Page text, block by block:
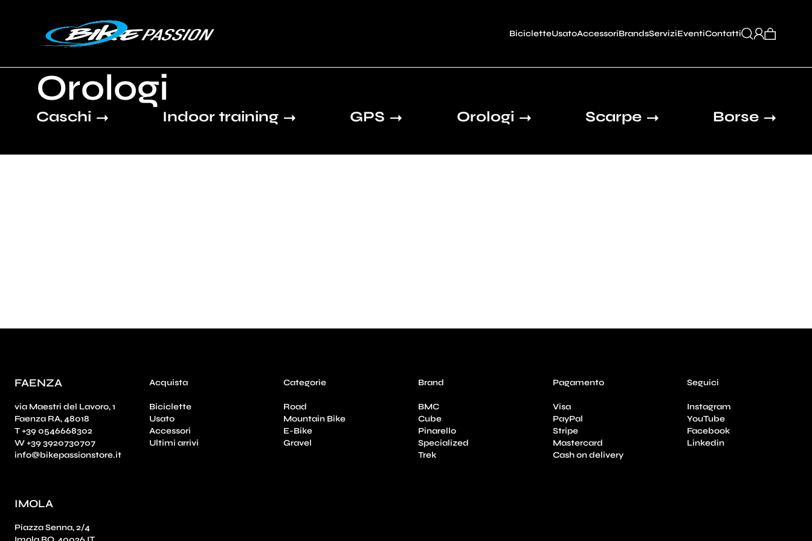
BicicletteUsatoAccessoriBrandsServiziEventiContatti
Orologi
Caschi Indoor training GPS Orologi Scarpe Borse
FAENZA
via Maestri del Lavoro, 1
Faenza RA, 48018
T +39 0546668302
W +39 3920730707
info@bikepassionstore.it
IMOLA
Piazza Senna, 2/4
Acquista
Biciclette
Usato
Accessori
Ultimi arrivi
Categorie
Road
Mountain Bike
E-Bike
Gravel
Brand
BMC
Cube
Pinarello
Specialized
Trek
Pagamento
Visa
PayPal
Stripe
Mastercard
Cash on delivery
Seguici
Instagram
YouTube
Facebook
Linkedin